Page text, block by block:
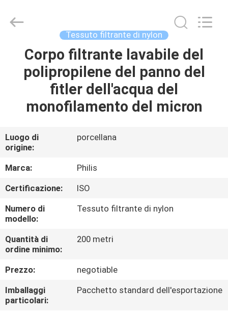
CASA
PRODOTTI
NOI
GIRO
DELLA
FABBRICA
CONTROLLO
DI
QUALITÀ
CONTATTICI
Technology
Tessuto filtrante di nylon
Corpo filtrante lavabile del
polipropilene del panno del
fitler dell'acqua del
monofilamento del micron
Luogo di
origine:
porcellana
Marca:
Philis
Certificazione:
ISO
Numero di
modello:
Tessuto filtrante di nylon
Quantità di
ordine minimo:
200 metri
Prezzo:
negotiable
Imballaggi
particolari:
Pacchetto standard dell'esportazione